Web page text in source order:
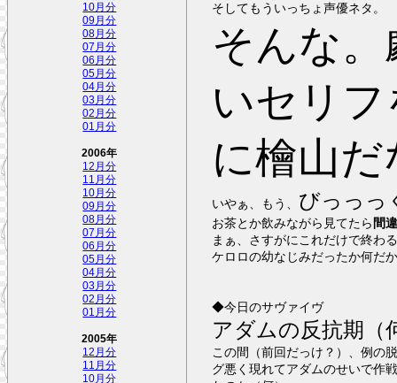
10月分
09月分
08月分
07月分
06月分
05月分
04月分
03月分
02月分
01月分
2006年
12月分
11月分
10月分
09月分
08月分
07月分
06月分
05月分
04月分
03月分
02月分
01月分
2005年
12月分
11月分
10月分
そしてもういっちょ声優ネタ。
そんな
いセリ
に檜山
いやぁ、もう、 びっっっ
お茶とか飲みながら見てたら 間
まぁ、さすがにこれだけで終わ
ケロロの幼なじみだったか何だ
◆今日のサヴァイヴ
アダムの反抗期（
この間（前回だっけ？）、例の
グ悪く現れてアダムのせいで作